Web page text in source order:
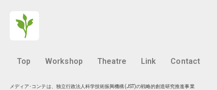
Top Workshop Theatre Link Contact
メディア･コンテは、独立行政法人科学技術振興機構(JST)の戦略的創造研究推進事業